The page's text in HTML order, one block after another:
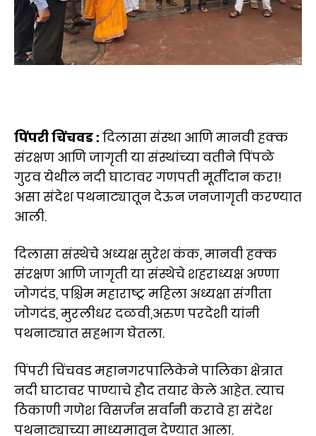
पिंपरी चिंचवड :दिलासा संस्था आणि मानवी हक्क
संरक्षण आणि जागृती या संस्थांच्या वतीने पिंपळे
गुरव येथील नदी घाटावर गणपती मूर्तीदान करा!
असा संदेश पथनाट्यातून देऊन जनजागृती करण्यात
आली.
दिलासा संस्थेचे अध्यक्ष सुरेश कंक, मानवी हक्क
संरक्षण आणि जागृती या संस्थेचे शहराध्यक्ष अण्णा
जोगदंड, पश्चिम महाराष्ट्र महिला अध्यक्षा संगीता
जोगदंड, मुरलीधर दळवी,अरुण परदेशी यांनी
पथनाट्यात सहभाग घेतला.
पिंपरी चिंचवड महानगरपालिकेने पालिका क्षेत्रात
नदी घाटावर पाण्याचे हौद तयार केले आहेत. त्याच
ठिकाणी गणेश विसर्जन सर्वांनी करावे हा संदेश
पथनाट्याच्या माध्यमातून देण्यात आला.